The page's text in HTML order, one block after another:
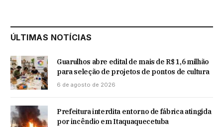
ÚLTIMAS NOTÍCIAS
Guarulhos abre edital de mais de R$ 1,6 milhão
para seleção de projetos de pontos de cultura
6 de agosto de 2026
Prefeitura interdita entorno de fábrica atingida
por incêndio em Itaquaquecetuba